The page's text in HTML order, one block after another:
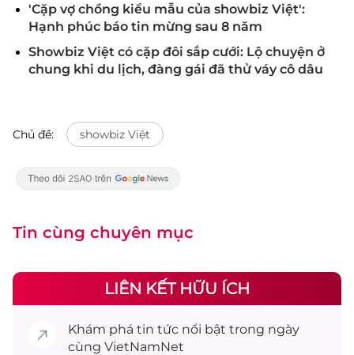
'Cặp vợ chồng kiểu mẫu của showbiz Việt':
Hạnh phúc báo tin mừng sau 8 năm
Showbiz Việt có cặp đôi sắp cưới: Lộ chuyện ở
chung khi du lịch, đàng gái đã thử váy cô dâu
Chủ đề: showbiz Việt
Tin cùng chuyên mục
LIÊN KẾT HỮU ÍCH
Khám phá tin tức nổi bật trong ngày
cùng VietNamNet